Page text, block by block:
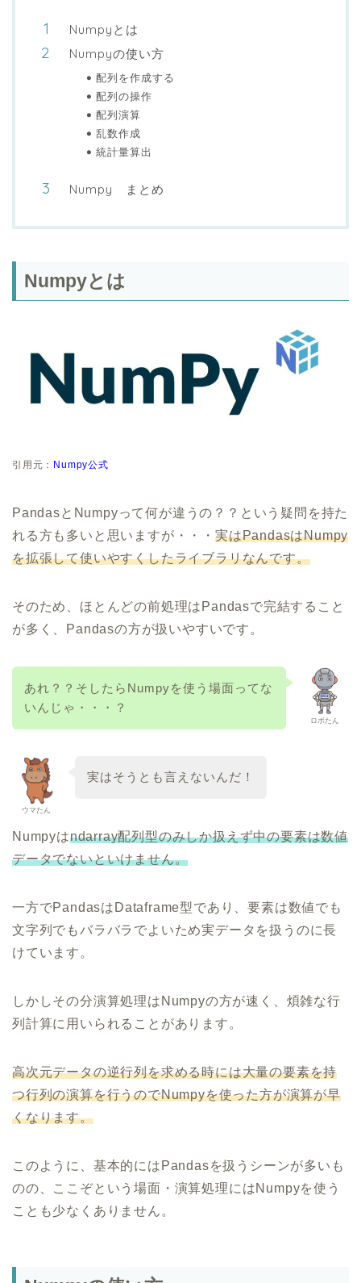
Numpyとは
Numpyの使い方
配列を作成する
配列の操作
配列演算
乱数作成
統計量算出
Numpy まとめ
Numpyとは
引用元： Numpy公式
PandasとNumpyって何が違うの？？という疑問を持た
れる方も多いと思いますが・・・ 実はPandasはNumpy
を拡張して使いやすくしたライブラリなんです。
そのため、ほとんどの前処理はPandasで完結すること
が多く、Pandasの方が扱いやすいです。
ロボたん
あれ？？そしたらNumpyを使う場面ってな
いんじゃ・・・？
ウマたん
実はそうとも言えないんだ！
Numpyはndarray配列型のみしか扱えず中の要素は数値
データでないといけません。
一方でPandasはDataframe型であり、要素は数値でも
文字列でもバラバラでよいため実データを扱うのに長
けています。
しかしその分演算処理はNumpyの方が速く、煩雑な行
列計算に用いられることがあります。
高次元データの逆行列を求める時には大量の要素を持
つ行列の演算を行うのでNumpyを使った方が演算が早
くなります。
このように、基本的にはPandasを扱うシーンが多いも
のの、ここぞという場面・演算処理にはNumpyを使う
ことも少なくありません。